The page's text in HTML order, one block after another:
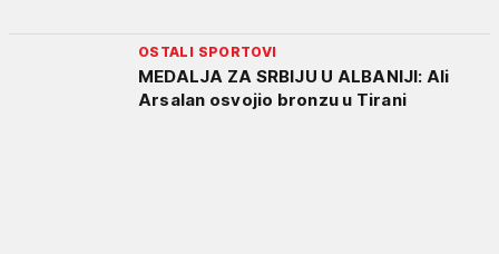
OSTALI SPORTOVI
MEDALJA ZA SRBIJU U ALBANIJI: Ali
Arsalan osvojio bronzu u Tirani